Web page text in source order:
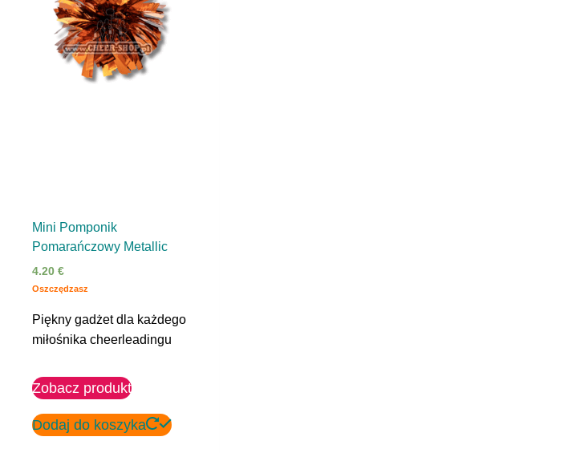
Mini Pomponik
Pomarańczowy Metallic
4.20 €
Oszczędzasz
Piękny gadżet dla każdego
miłośnika cheerleadingu
Zobacz produkt
Dodaj do koszyka